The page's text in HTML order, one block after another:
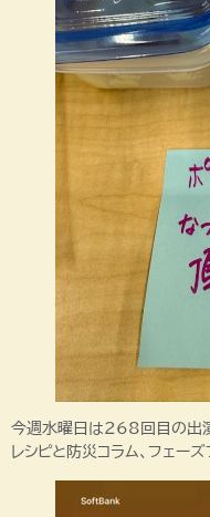
今週水曜日は268回目の出
レシピと防災コラム、フェー